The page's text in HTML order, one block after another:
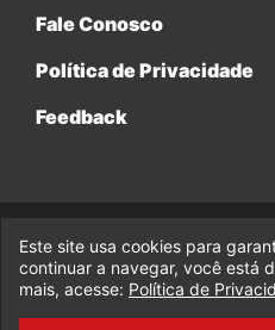
Fale Conosco
Política de Privacidade
Feedback
© 2017-2026 Legado da
Este site usa cookies para
continuar a navegar, você está
mais, acesse: Política de